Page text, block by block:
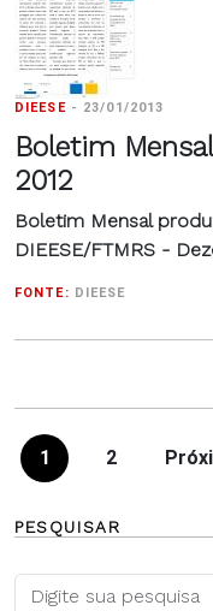
DIEESE- 23/01/2013
Boletim
2012
Boletim Mensal
DIEESE/FTMRS -
FONTE: DIEESE
1 2
PESQUISAR